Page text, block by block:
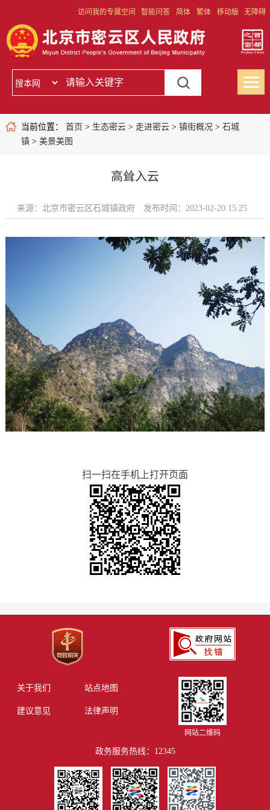
访问我的专属空间 智能问答 简体 繁体 移动版 无障碍
当前位置： 首页 > 生态密云> 走进密云> 镇街概况 > 石城
镇> 美景美图
高耸入云
来源：北京市密云区石城镇政府 发布时间：2023-02-20 15:25
扫一扫在手机上打开页面
关于我们 站点地图
建议意见 法律声明
网站二维码
政务服务热线：12345